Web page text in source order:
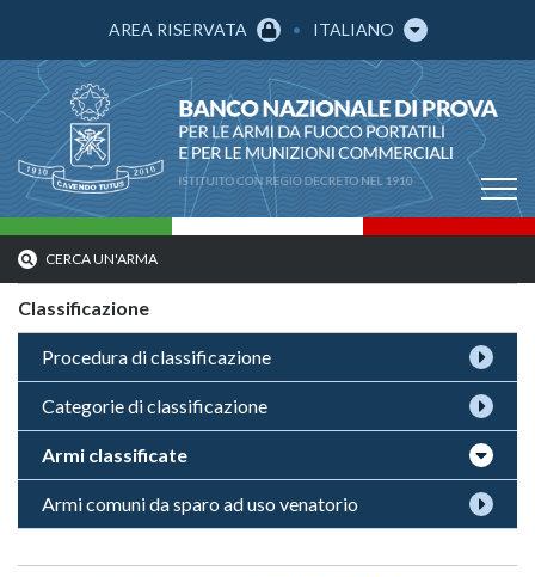
AREA RISERVATA ITALIANO
CERCA UN'ARMA
Classificazione
Procedura di classificazione
Categorie di classificazione
Armi classificate
Armi comuni da sparo ad uso venatorio